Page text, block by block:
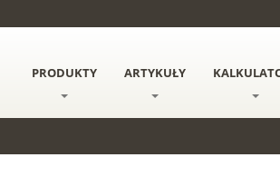
PRODUKTY ARTYKUŁY